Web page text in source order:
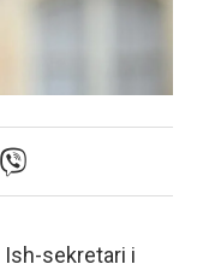
Ish-sekretari i